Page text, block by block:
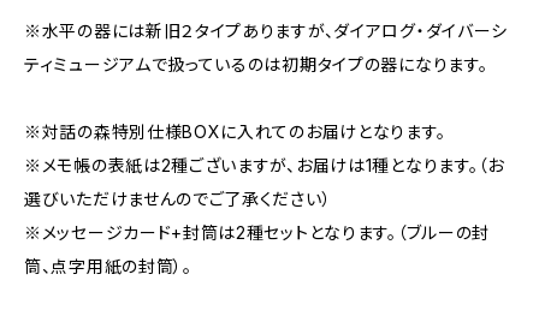
※水平の器には新旧２タイプありますが、ダイアログ・ダイバーシ
ティミュージアムで扱っているのは初期タイプの器になります。
※対話の森特別仕様BOXに入れてのお届けとなります。
※メモ帳の表紙は2種ございますが、お届けは1種となります。（お
選びいただけませんのでご了承ください）
※メッセージカード+封筒は2種セットとなります。（ブルーの封
筒、点字用紙の封筒）。